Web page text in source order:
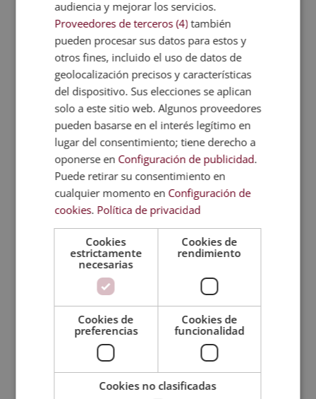
Categorías de cursos
Formación Profesional
Másters y cursos de calidad y medio ambiente
Másters y cursos de comercio
Másters y cursos de comunicación
Másters y cursos de contabilidad
Másters y cursos de criminología
Másters y cursos de deporte
Másters y cursos de derecho
Másters y cursos de diseño de interiores
Másters y cursos de educación e idiomas
Másters y cursos de estética y belleza
Másters y cursos de gestión empresarial
Másters y cursos de hostelería y turismo
Másters y cursos de imagen y sonido
Másters y cursos de informática
Másters y cursos de inmobiliaria
Másters y cursos de laboratorio y química
audiencia y mejorar los servicios.
Proveedores de terceros (4) también
pueden procesar sus datos para estos y
otros fines, incluido el uso de datos de
geolocalización precisos y características
del dispositivo. Sus elecciones se aplican
solo a este sitio web. Algunos proveedores
pueden basarse en el interés legítimo en
lugar del consentimiento; tiene derecho a
oponerse en Configuración de publicidad.
Puede retirar su consentimiento en
cualquier momento en Configuración de
cookies. Política de privacidad
Cookies
estrictamente
necesarias
Cookies de
rendimiento
Cookies de
preferencias
Cookies de
funcionalidad
Cookies no clasificadas